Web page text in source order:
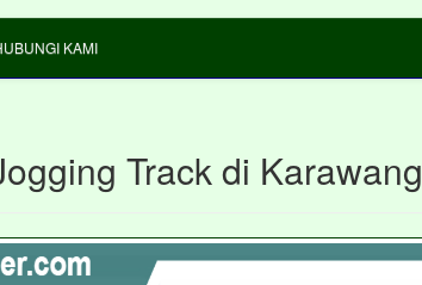
KAMI
Track di Karawang